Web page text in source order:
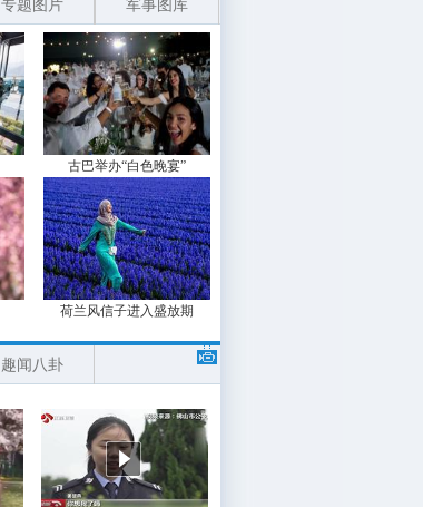
专题图片 军事图库
古巴举办“白色晚宴”
荷兰风信子进入盛放期
趣闻八卦